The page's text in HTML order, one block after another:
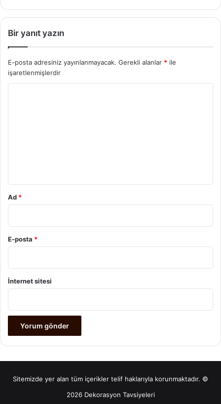
Bir yanıt yazın
E-posta adresiniz yayınlanmayacak. Gerekli alanlar * ile
işaretlenmişlerdir
Ad *
E-posta *
İnternet sitesi
Sitemizde yer alan tüm içerikler telif haklarıyla korunmaktadır. ©
2026 Dekorasyon Tavsiyeleri